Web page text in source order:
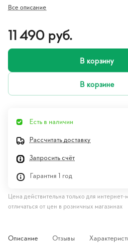
Все описание
11 490 руб.
В корзину
В корзине
Есть в наличии
Рассчитать доставку
Запросить счёт
Гарантия 1 год
Цена действительна только для
отличаться от цен в розничных магазинах
Описание Отзывы